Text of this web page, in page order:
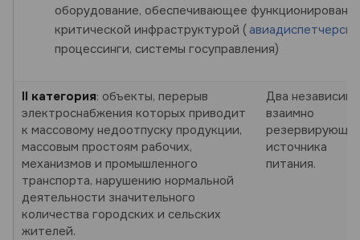
оборудование, обеспечивающее
критической инфраструктурой (
процессинги, системы госуправления)
II категория: объекты, перерыв
электроснабжения которых приводит
к массовому недоотпуску продукции,
массовым простоям рабочих,
механизмов и промышленного
транспорта, нарушению нормальной
деятельности значительного
количества городских и сельских
жителей.
Два
взаимно
источника
питания.